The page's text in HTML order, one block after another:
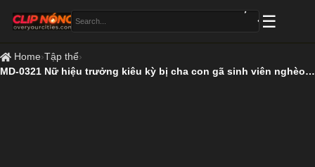
Home›Tập thể›
MD-0321 Nữ hiệu trưởng kiêu kỳ bị cha con gã sinh viên nghèo hèn chịch